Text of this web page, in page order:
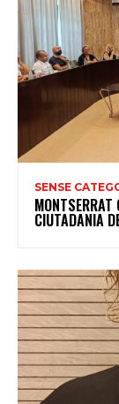
SENSE
MONTSERRAT
CIUTADANIA